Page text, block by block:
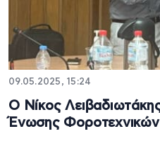
09.05.2025, 15:24
Ο Νίκος
Ένωσης